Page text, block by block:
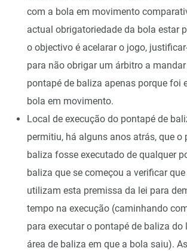
com a bola em movimento
actual obrigatoriedade da bola estar
o objectivo é acelarar o jogo,
para não obrigar um árbitro a
pontapé de baliza apenas porque foi
bola em movimento.
Local de execução do pontapé de
permitiu, há alguns anos atrás, que o
baliza fosse executado de qualquer
baliza que se começou a verificar
utilizam esta premissa da lei para
tempo na execução (caminhando
para executar o pontapé de baliza do
área de baliza em que a bola saiu).